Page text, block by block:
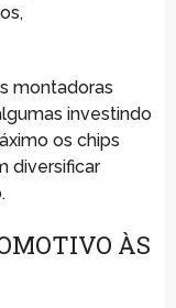
montadoras
investindo
os chips
diversificar
ÀS